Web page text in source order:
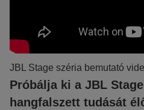
JBL Stage széria bemutató
Próbálja ki a JBL
hangfalszett tudását